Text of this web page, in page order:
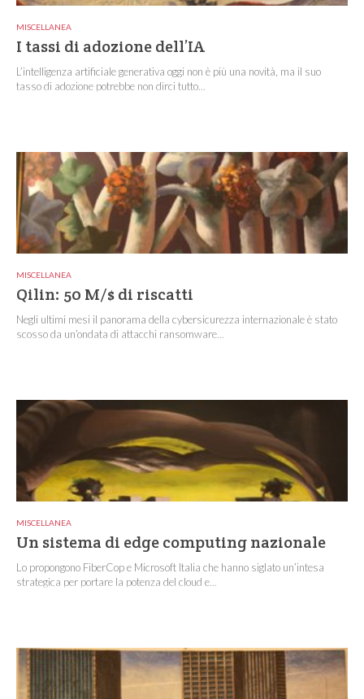
MISCELLANEA
I tassi di adozione dell’IA
L’intelligenza artificiale generativa oggi non è più una novità, ma il suo
tasso di adozione potrebbe non dirci tutto...
MISCELLANEA
Qilin: 50 M/$ di riscatti
Negli ultimi mesi il panorama della cybersicurezza internazionale è stato
scosso da un’ondata di attacchi ransomware...
MISCELLANEA
Un sistema di edge computing nazionale
Lo propongono FiberCop e Microsoft Italia che hanno siglato un’intesa
strategica per portare la potenza del cloud e...